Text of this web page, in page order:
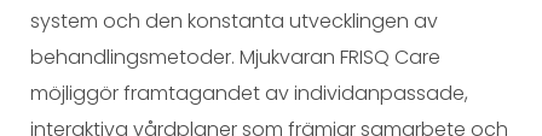
system och den konstanta utvecklingen av
behandlingsmetoder. Mjukvaran FRISQ Care
möjliggör framtagandet av individanpassade,
interaktiva vårdplaner som främjar samarbete och